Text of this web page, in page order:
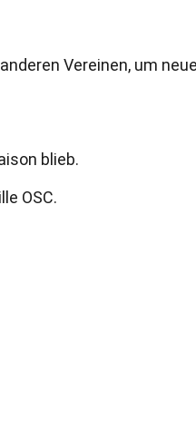
Vereinen, um
blieb.
OSC.